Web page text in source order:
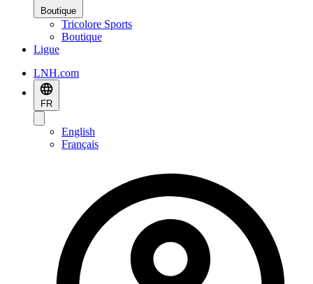
Boutique
Tricolore Sports
Boutique
Ligue
LNH.com
FR
English
Français